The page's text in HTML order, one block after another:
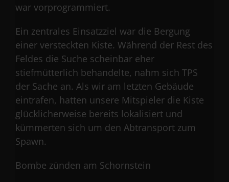
war vorprogrammiert.
Ein zentrales Einsatzziel war die Bergung
einer versteckten Kiste. Während der Rest des
Feldes die Suche scheinbar eher
stiefmütterlich behandelte, nahm sich TPS
der Sache an. Als wir am letzten Gebäude
eintrafen, hatten unsere Mitspieler die Kiste
glücklicherweise bereits lokalisiert und
kümmerten sich um den Abtransport zum
Spawn.
Bombe zünden am Schornstein